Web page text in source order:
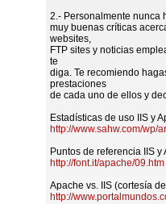
2.- Personalmente nunca
muy buenas críticas
websites,
FTP sites y noticias
te
diga. Te recomiendo
prestaciones
de cada uno de ellos y
Estadísticas de uso IIS y
http://www.sahw.com/wp/
Puntos de referencia IIS y
http://font.it/apache/09.htm
Apache vs. IIS (cortesía
http://